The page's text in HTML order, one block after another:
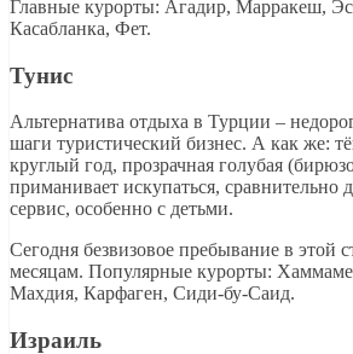
Главные курорты: Агадир, Марракеш,
Касабланка, Фет.
Тунис
Альтернатива отдыха в Турции –
шаги туристический бизнес. А как же:
круглый год, прозрачная голубая
приманивает искупаться,
сервис, особенно с детьми.
Сегодня безвизовое пребывание в этой
месяцам. Популярные курорты:
Махдия, Карфаген, Сиди-бу-Саид.
Израиль